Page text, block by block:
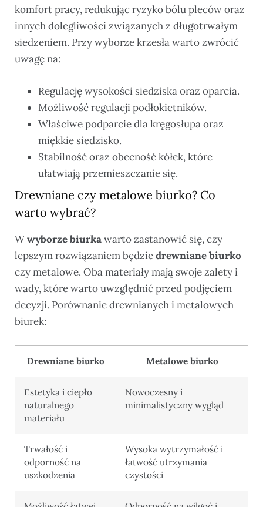
komfort pracy, redukując ryzyko bólu pleców oraz
innych dolegliwości związanych z długotrwałym
siedzeniem. Przy wyborze krzesła warto zwrócić
uwagę na:
Regulację wysokości siedziska oraz oparcia.
Możliwość regulacji podłokietników.
Właściwe podparcie dla kręgosłupa oraz
miękkie siedzisko.
Stabilność oraz obecność kółek, które
ułatwiają przemieszczanie się.
Drewniane czy metalowe biurko? Co
warto wybrać?
Wwyborze biurkawarto zastanowić się, czy
lepszym rozwiązaniem będziedrewniane biurko
czy metalowe. Oba materiały mają swoje zalety i
wady, które warto uwzględnić przed podjęciem
decyzji. Porównanie drewnianych i metalowych
biurek:
Drewniane biurko Metalowe biurko
Estetyka i ciepło
naturalnego
materiału
Nowoczesny i
minimalistyczny wygląd
Trwałość i
odporność na
uszkodzenia
Wysoka wytrzymałość i
łatwość utrzymania
czystości